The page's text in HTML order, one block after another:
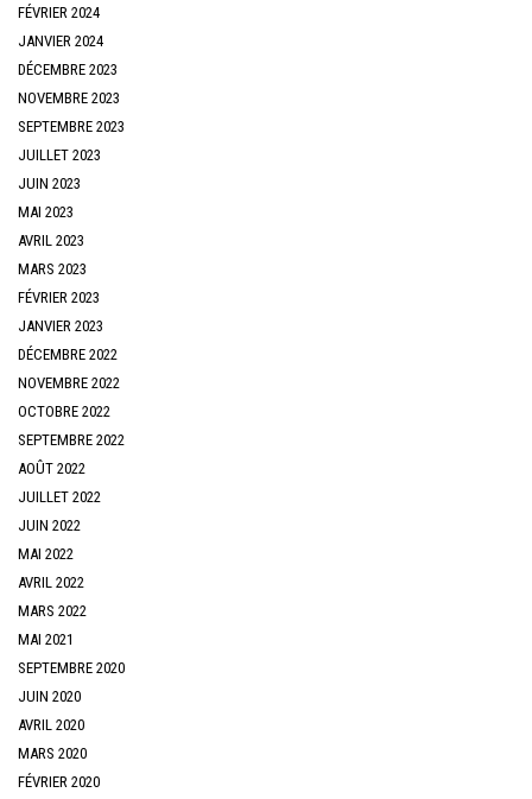
FÉVRIER 2024
JANVIER 2024
DÉCEMBRE 2023
NOVEMBRE 2023
SEPTEMBRE 2023
JUILLET 2023
JUIN 2023
MAI 2023
AVRIL 2023
MARS 2023
FÉVRIER 2023
JANVIER 2023
DÉCEMBRE 2022
NOVEMBRE 2022
OCTOBRE 2022
SEPTEMBRE 2022
AOÛT 2022
JUILLET 2022
JUIN 2022
MAI 2022
AVRIL 2022
MARS 2022
MAI 2021
SEPTEMBRE 2020
JUIN 2020
AVRIL 2020
MARS 2020
FÉVRIER 2020